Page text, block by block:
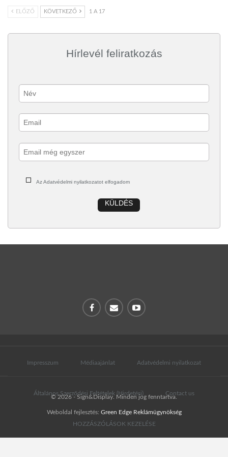
ELŐZŐ KÖVETKEZŐ 1 A 17
Hírlevél feliratkozás
Az Adatvédelmi nyilatkozatot elfogadom
KÜLDÉS
Impresszum Médiaajánlat Adatvédelmi nyilatkozat
Általános Szerződési Feltételek (Hirdetési) Contact us
HOZZÁSZÓLÁSOK KEZELÉSE
© 2026 - Sign&Display. Minden jog fenntartva.
Weboldal fejlesztés: Green Edge Reklámügynökség